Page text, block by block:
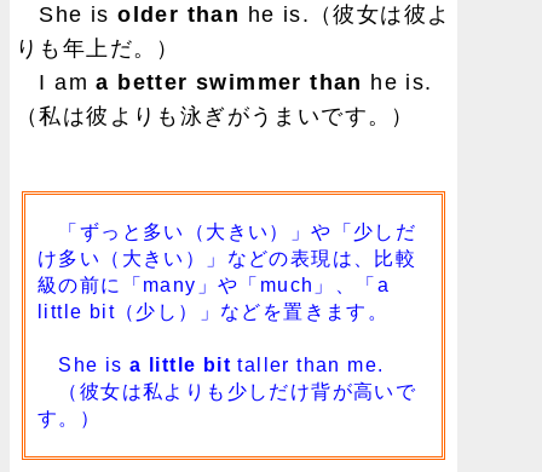
She isolder than he is.（彼女は彼よ
りも年上だ。）
I ama better swimmer than he is.
（私は彼よりも泳ぎがうまいです。）
「ずっと多い（大きい）」や「少しだ
け多い（大きい）」などの表現は、比較
級の前に「many」や「much」、「a
little bit（少し）」などを置きます。
She isa little bit taller than me.
（彼女は私よりも少しだけ背が高いで
す。）